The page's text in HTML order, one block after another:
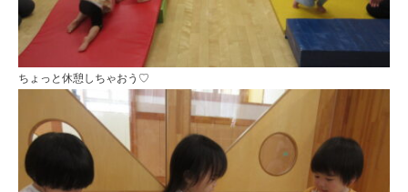
ちょっと休憩しちゃおう♡